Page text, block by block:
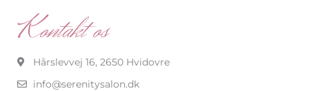
-
Kontakt os
Hårslevvej 16, 2650 Hvidovre
info@serenitysalon.dk